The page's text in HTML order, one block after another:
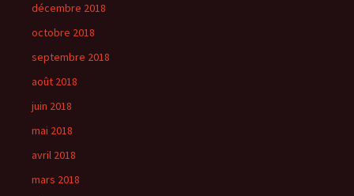
décembre 2018
octobre 2018
septembre 2018
août 2018
juin 2018
mai 2018
avril 2018
mars 2018